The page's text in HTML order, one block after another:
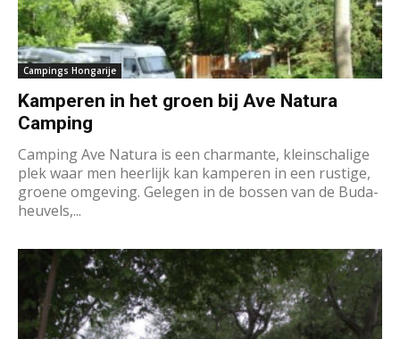
Campings Hongarije
Kamperen in het groen bij Ave Natura
Camping
Camping Ave Natura is een charmante, kleinschalige
plek waar men heerlijk kan kamperen in een rustige,
groene omgeving. Gelegen in de bossen van de Buda-
heuvels,...